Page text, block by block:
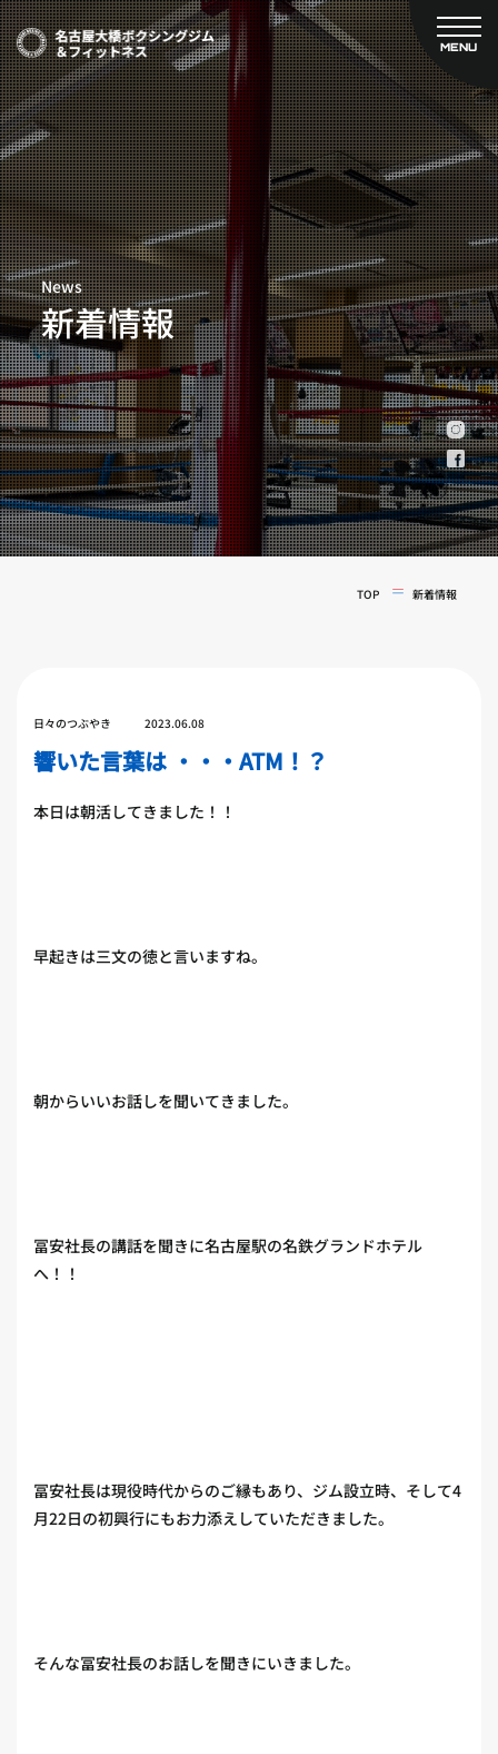
MENU
CLOSE
TOP
新着情報
ご予約
プライベートコース予約
レンタルスタジオ予約
名古屋大橋ボクシングジムについて
大橋弘政プロフィール
スタッフ紹介
料金案内
設備紹介
アクセス
営業時間
トレーナー募集
スポンサー募集
大会チケット購入
キャンペーン
実戦コース
料金システム
フィットネスコース
News
新着情報
TOP 新着情報
日々のつぶやき 2023.06.08
響いた言葉は ・・・ATM！？
本日は朝活してきました！！
早起きは三文の徳と言いますね。
朝からいいお話しを聞いてきました。
冨安社長の講話を聞きに名古屋駅の名鉄グランドホテル
へ！！
冨安社長は現役時代からのご縁もあり、ジム設立時、そして4
月22日の初興行にもお力添えしていただきました。
そんな冨安社長のお話しを聞きにいきました。